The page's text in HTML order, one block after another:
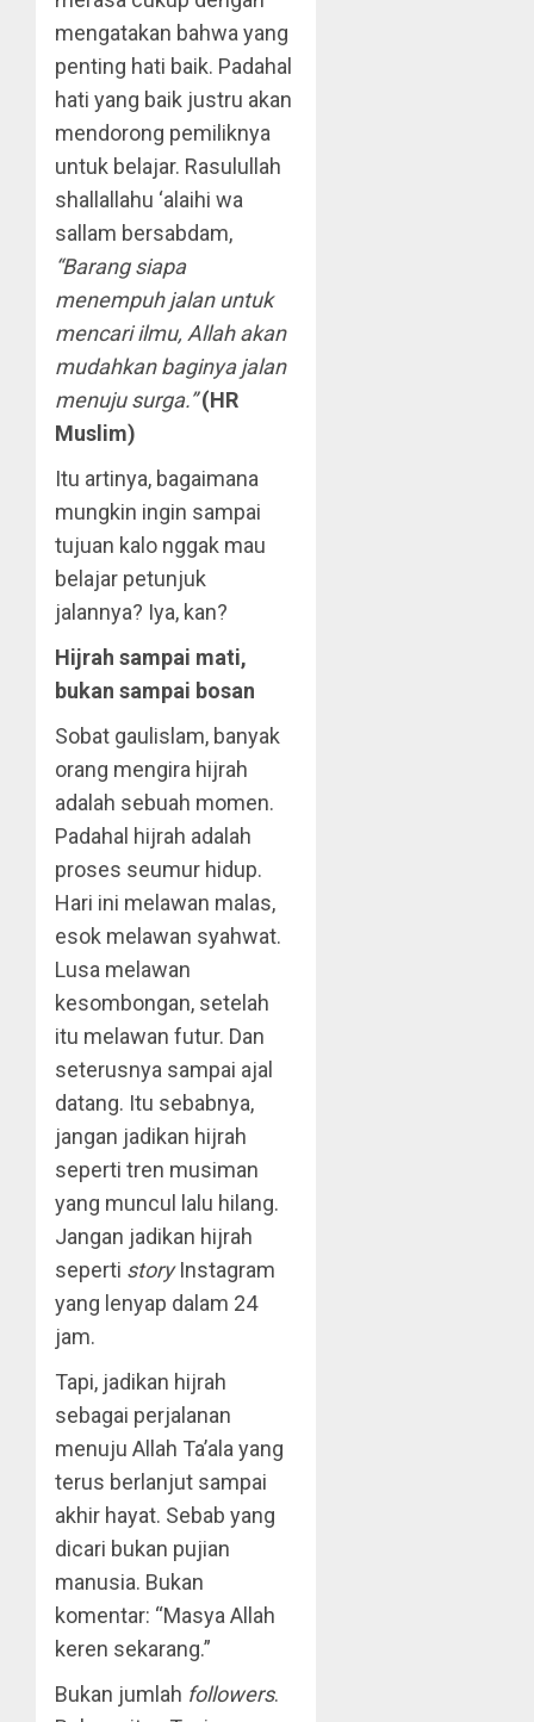
mengatakan bahwa yang
penting hati baik. Padahal
hati yang baik justru akan
mendorong pemiliknya
untuk belajar. Rasulullah
shallallahu ‘alaihi wa
sallam bersabdam,
“Barang siapa
menempuh jalan untuk
mencari ilmu, Allah akan
mudahkan baginya jalan
menuju surga.” (HR
Muslim)
Itu artinya, bagaimana
mungkin ingin sampai
tujuan kalo nggak mau
belajar petunjuk
jalannya? Iya, kan?
Hijrah sampai mati,
bukan sampai bosan
Sobat gaulislam, banyak
orang mengira hijrah
adalah sebuah momen.
Padahal hijrah adalah
proses seumur hidup.
Hari ini melawan malas,
esok melawan syahwat.
Lusa melawan
kesombongan, setelah
itu melawan futur. Dan
seterusnya sampai ajal
datang. Itu sebabnya,
jangan jadikan hijrah
seperti tren musiman
yang muncul lalu hilang.
Jangan jadikan hijrah
seperti storyInstagram
yang lenyap dalam 24
jam.
Tapi, jadikan hijrah
sebagai perjalanan
menuju Allah Ta’ala yang
terus berlanjut sampai
akhir hayat. Sebab yang
dicari bukan pujian
manusia. Bukan
komentar: “Masya Allah
keren sekarang.”
Bukan jumlah followers.